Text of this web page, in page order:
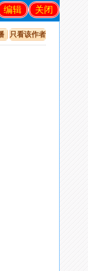
关闭
编辑
只看该作者